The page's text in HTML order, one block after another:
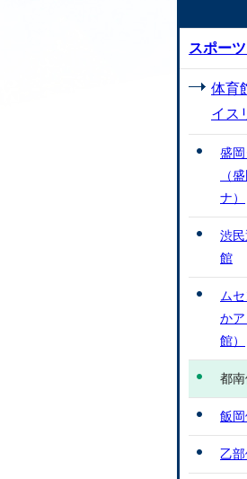
スポー
体育
イス
盛
（
ナ）
渋
館
ム
か
館）
都
飯
乙